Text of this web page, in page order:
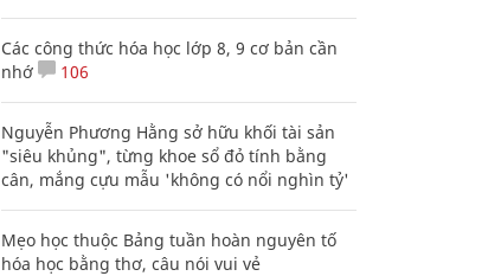
Các công thức hóa học lớp 8, 9 cơ bản cần
nhớ
106
Nguyễn Phương Hằng sở hữu khối tài sản
"siêu khủng", từng khoe sổ đỏ tính bằng
cân, mắng cựu mẫu 'không có nổi nghìn tỷ'
Mẹo học thuộc Bảng tuần hoàn nguyên tố
hóa học bằng thơ, câu nói vui vẻ